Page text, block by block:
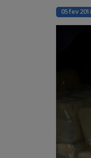
05 fev